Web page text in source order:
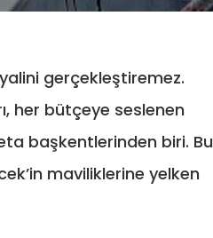
42 m € 2.250 / Gün
gerçekleştiremez.
her bütçeye seslenen
başkentlerinden biri. Bu
maviliklerine yelken